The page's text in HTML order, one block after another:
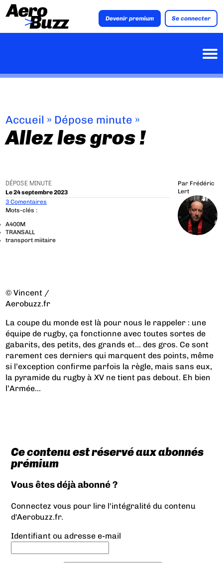
Devenir premium Se connecter
Accueil » Dépose minute »
Allez les gros !
DÉPOSE MINUTE
Le 24 septembre 2023
Par Frédéric
Lert
3 Comentaires
Mots-clés :
A400M
TRANSALL
transport miitaire
© Vincent /
Aerobuzz.fr
La coupe du monde est là pour nous le rappeler : une
équipe de rugby, ça fonctionne avec toutes sortes de
gabarits, des petits, des grands et… des gros. Ce sont
rarement ces derniers qui marquent des points, même
si l’exception confirme parfois la règle, mais sans eux,
la pyramide du rugby à XV ne tient pas debout. Eh bien
l’Armée...
Ce contenu est réservé aux abonnés
prémium
Vous êtes déjà abonné ?
Connectez vous pour lire l'intégralité du contenu
d'Aerobuzz.fr.
Identifiant ou adresse e-mail